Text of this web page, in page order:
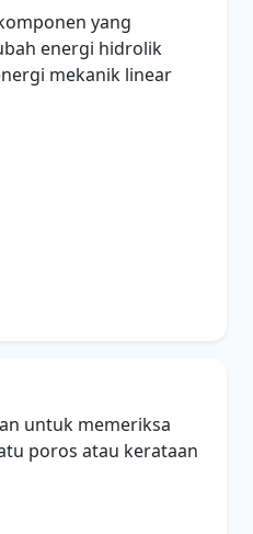
yang
energi hidrolik
mekanik linear
untuk memeriksa
poros atau kerataan